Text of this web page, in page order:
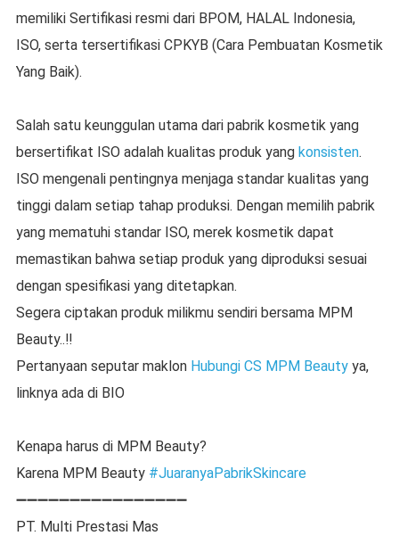
memiliki Sertifikasi resmi dari BPOM, HALAL Indonesia,
ISO, serta tersertifikasi CPKYB (Cara Pembuatan Kosmetik
Yang Baik).
Salah satu keunggulan utama dari pabrik kosmetik yang
bersertifikat ISO adalah kualitas produk yang konsisten.
ISO mengenali pentingnya menjaga standar kualitas yang
tinggi dalam setiap tahap produksi. Dengan memilih pabrik
yang mematuhi standar ISO, merek kosmetik dapat
memastikan bahwa setiap produk yang diproduksi sesuai
dengan spesifikasi yang ditetapkan.
Segera ciptakan produk milikmu sendiri bersama MPM
Beauty..‼️
Pertanyaan seputar maklon Hubungi CS MPM Beautyya,
linknya ada di BIO
Kenapa harus di MPM Beauty?
Karena MPM Beauty #JuaranyaPabrikSkincare
➖➖➖➖➖➖➖➖➖➖➖➖➖➖➖➖⁣⁣
PT. Multi Prestasi Mas